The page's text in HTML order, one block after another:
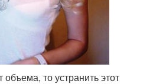
то устранить этот